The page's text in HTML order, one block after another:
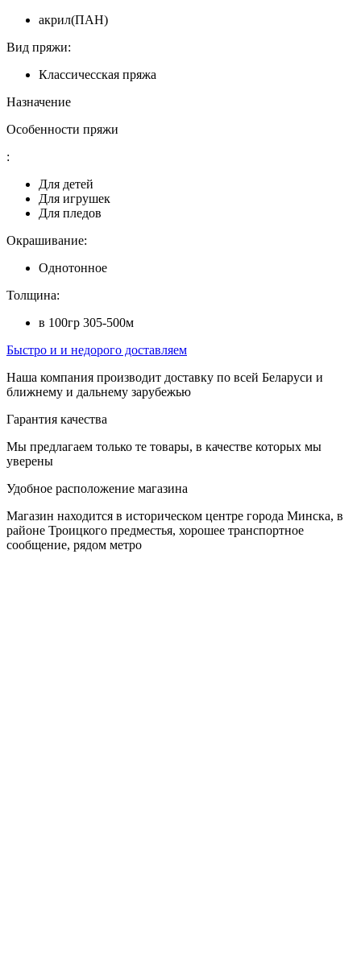
акрил(ПАН)
Вид пряжи:
Классичесская пряжа
Назначение
Особенности пряжи
:
Для детей
Для игрушек
Для пледов
Окрашивание:
Однотонное
Толщина:
в 100гр 305-500м
Быстро и и недорого доставляем
Наша компания производит доставку по всей Беларуси и
ближнему и дальнему зарубежью
Гарантия качества
Мы предлагаем только те товары, в качестве которых мы
уверены
Удобное расположение магазина
Магазин находится в историческом центре города Минска, в
районе Троицкого предместья, хорошее транспортное
сообщение, рядом метро